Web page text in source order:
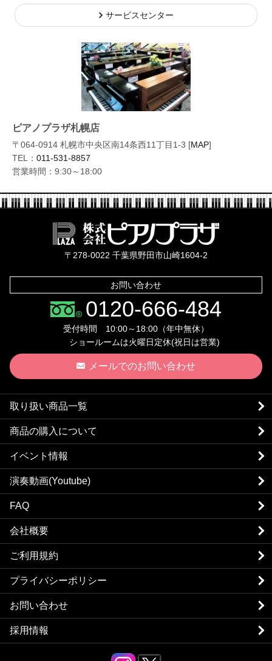
サービスセンター
ピアノプラザ札幌店
〒064-0914 札幌市中央区南14条西11丁目1-3 [MAP]
TEL： 011-531-8857
営業時間：9:30～18:00
〒278-0022 千葉県野田市山崎1604-2
お問い合わせ
0120-666-484
受付時間 10:00～18:00（年中無休）
ショールームは火曜日定休(祝日は営業)
メールでのお問い合わせ
取り扱い商品一覧
商品の購入について
イベント情報
演奏動画(Youtube)
FAQ
会社概要
ご利用規約
プライバシーポリシー
お問い合わせ
採用情報